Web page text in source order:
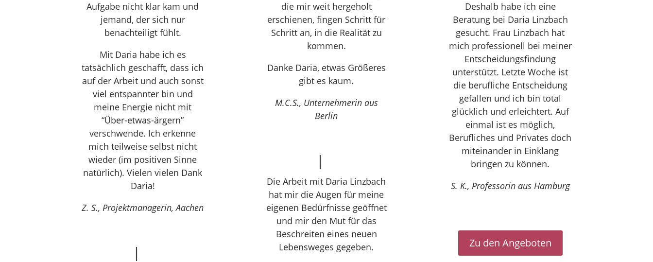
Aufgabe nicht klar kam und
jemand, der sich nur
benachteiligt fühlt.
Mit Daria habe ich es
tatsächlich geschafft, dass ich
auf der Arbeit und auch sonst
viel entspannter bin und
meine Energie nicht mit
“Über-etwas-ärgern”
verschwende. Ich erkenne
mich teilweise selbst nicht
wieder (im positiven Sinne
natürlich). Vielen vielen Dank
Daria!
Z. S., Projektmanagerin, Aachen
die mir weit hergeholt
erschienen, fingen Schritt für
Schritt an, in die Realität zu
kommen.
Danke Daria, etwas Größeres
gibt es kaum.
M.C.S., Unternehmerin aus
Berlin
Die Arbeit mit Daria Linzbach
hat mir die Augen für meine
eigenen Bedürfnisse geöffnet
und mir den Mut für das
Beschreiten eines neuen
Lebensweges gegeben.
Deshalb habe ich eine
Beratung bei Daria Linzbach
gesucht. Frau Linzbach hat
mich professionell bei meiner
Entscheidungsfindung
unterstützt. Letzte Woche ist
die berufliche Entscheidung
gefallen und ich bin total
glücklich und erleichtert. Auf
einmal ist es möglich,
Berufliches und Privates doch
miteinander in Einklang
bringen zu können.
S. K., Professorin aus Hamburg
Zu den Angeboten